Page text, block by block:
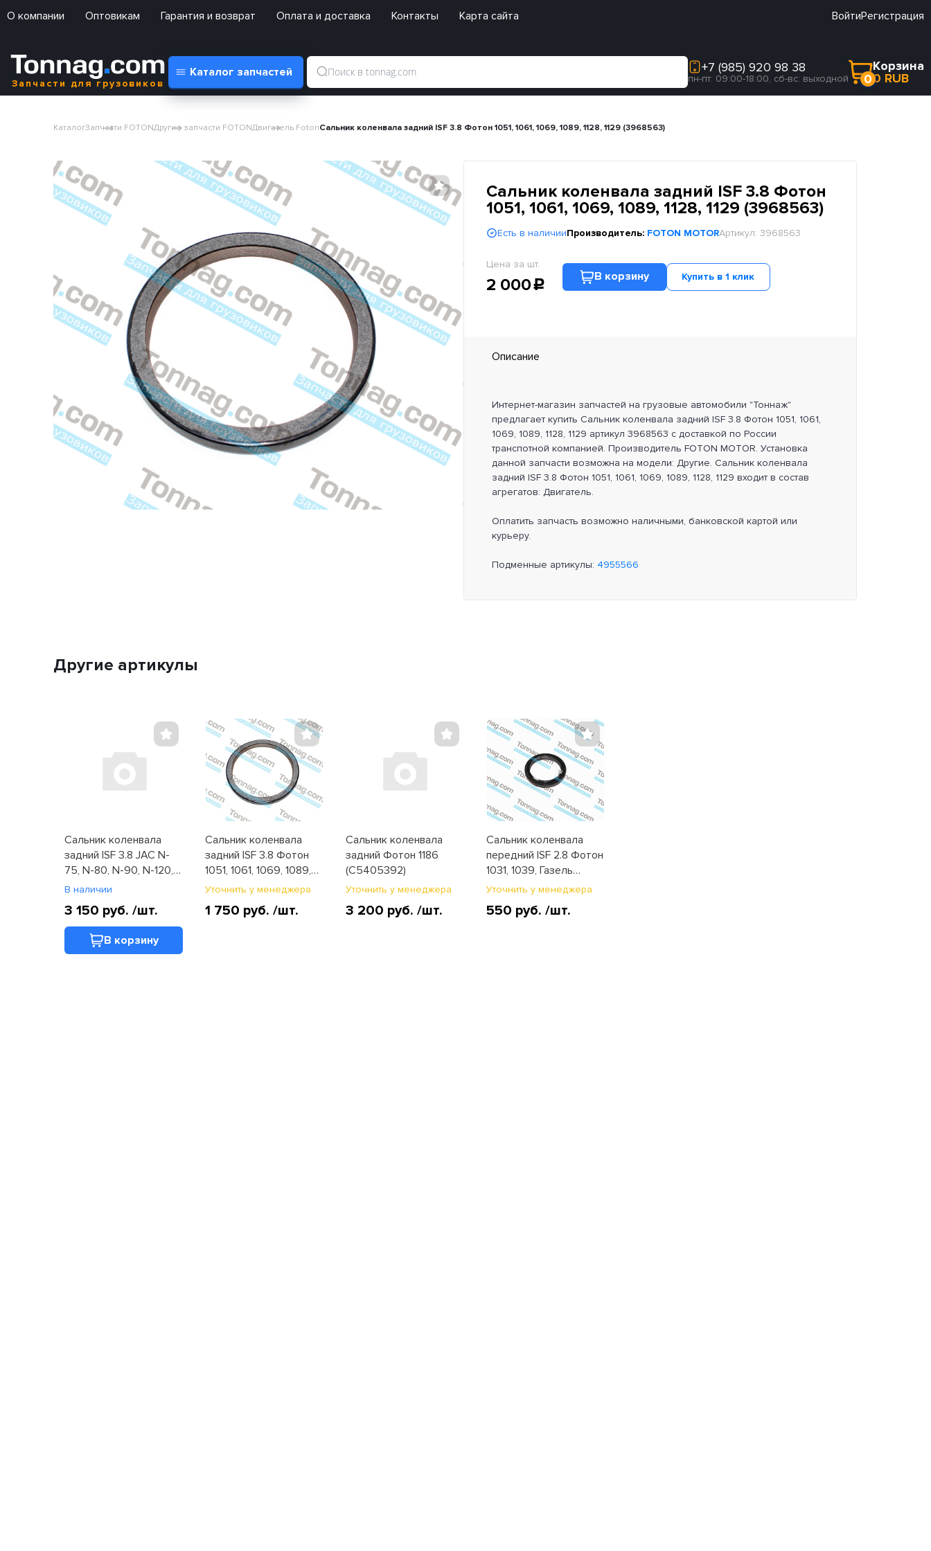
О компании Оптовикам Гарантия и возврат Оплата и доставка Контакты Карта сайта ВойтиРегистрация
Запчасти для грузовиков
Каталог запчастей +7 (985) 920 98 38
пн-пт: 09:00-18:00, сб-вс: выходной 0
Корзина
0 RUB
КаталогЗапчасти FOTONДругие запчасти FOTONДвигатель FotonСальник коленвала задний ISF 3.8 Фотон 1051, 1061, 1069, 1089, 1128, 1129 (3968563)
Сальник коленвала задний ISF 3.8 Фотон
1051, 1061, 1069, 1089, 1128, 1129 (3968563)
Есть в наличииПроизводитель: FOTON MOTORАртикул: 3968563
Цена за шт.
2 000c
В корзину Купить в 1 клик
Описание
Интернет-магазин запчастей на грузовые автомобили "Тоннаж"
предлагает купить Сальник коленвала задний ISF 3.8 Фотон 1051, 1061,
1069, 1089, 1128, 1129 артикул 3968563 с доставкой по России
транспотной компанией. Производитель FOTON MOTOR. Установка
данной запчасти возможна на модели: Другие. Сальник коленвала
задний ISF 3.8 Фотон 1051, 1061, 1069, 1089, 1128, 1129 входит в состав
агрегатов: Двигатель.
Оплатить запчасть возможно наличными, банковской картой или
курьеру.
Подменные артикулы: 4955566
Другие артикулы
Сальник коленвала
задний ISF 3.8 JAC N-
75, N-80, N-90, N-120,
N-200, Компас-9/12
В наличии
3 150 руб./шт.
В корзину
Сальник коленвала
задний ISF 3.8 Фотон
1051, 1061, 1069, 1089,
1128, 1129 (3968563F)
Уточнить у менеджера
1 750 руб./шт.
Сальник коленвала
задний Фотон 1186
(C5405392)
Уточнить у менеджера
3 200 руб./шт.
Сальник коленвала
передний ISF 2.8 Фотон
1031, 1039, Газель
(5265266)
Уточнить у менеджера
550 руб. /шт.